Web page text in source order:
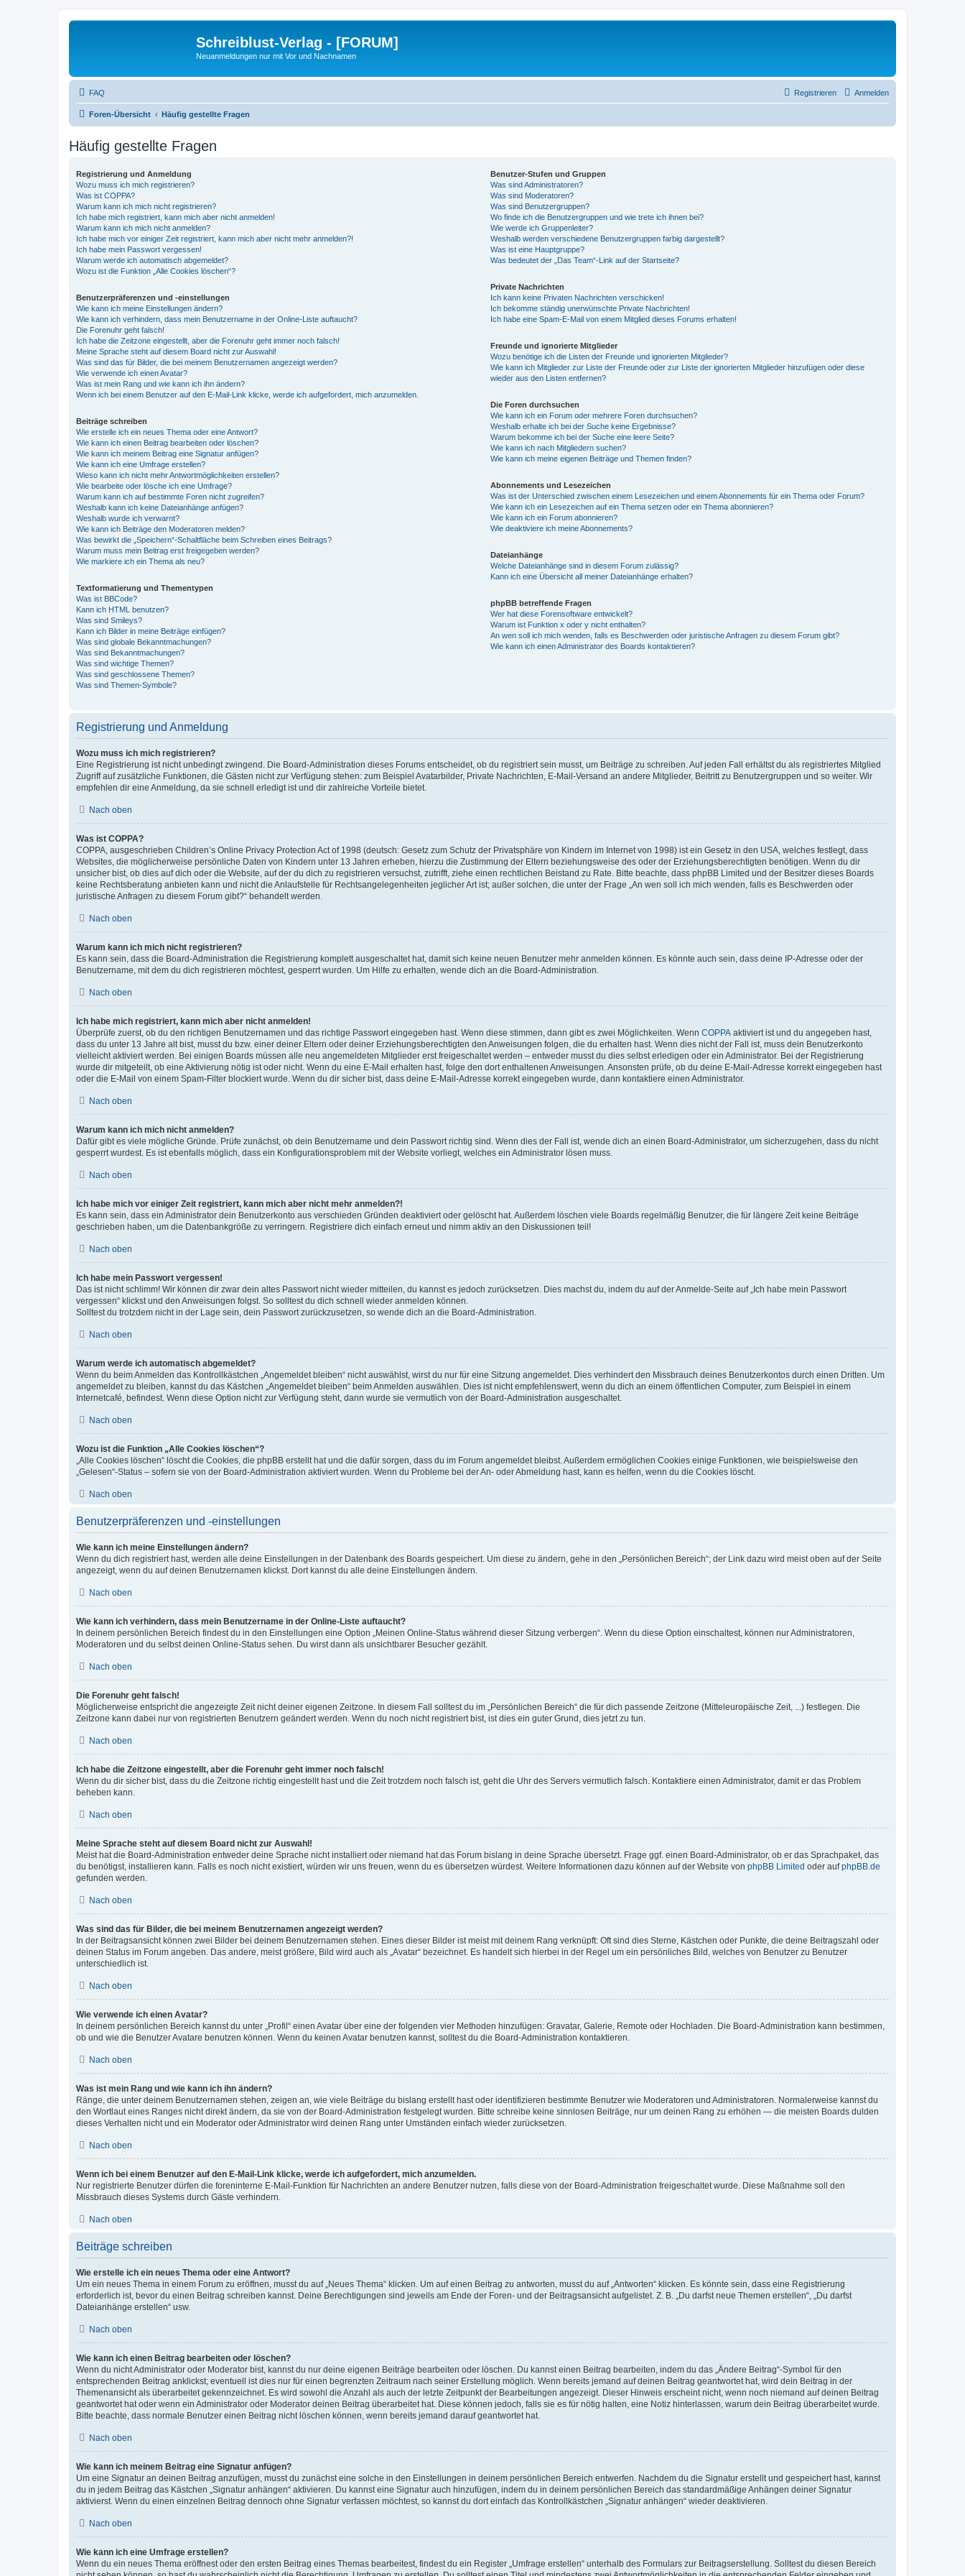
Schreiblust-Verlag - [FORUM]
Neuanmeldungen nur mit Vor und Nachnamen
FAQ Anmelden
Registrieren
Foren-Übersicht Häufig gestellte Fragen
Häufig gestellte Fragen
Registrierung und Anmeldung
Wozu muss ich mich registrieren?
Was ist COPPA?
Warum kann ich mich nicht registrieren?
Ich habe mich registriert, kann mich aber nicht anmelden!
Warum kann ich mich nicht anmelden?
Ich habe mich vor einiger Zeit registriert, kann mich aber nicht mehr anmelden?!
Ich habe mein Passwort vergessen!
Warum werde ich automatisch abgemeldet?
Wozu ist die Funktion „Alle Cookies löschen“?
Benutzerpräferenzen und -einstellungen
Wie kann ich meine Einstellungen ändern?
Wie kann ich verhindern, dass mein Benutzername in der Online-Liste auftaucht?
Die Forenuhr geht falsch!
Ich habe die Zeitzone eingestellt, aber die Forenuhr geht immer noch falsch!
Meine Sprache steht auf diesem Board nicht zur Auswahl!
Was sind das für Bilder, die bei meinem Benutzernamen angezeigt werden?
Wie verwende ich einen Avatar?
Was ist mein Rang und wie kann ich ihn ändern?
Wenn ich bei einem Benutzer auf den E-Mail-Link klicke, werde ich aufgefordert, mich anzumelden.
Beiträge schreiben
Wie erstelle ich ein neues Thema oder eine Antwort?
Wie kann ich einen Beitrag bearbeiten oder löschen?
Wie kann ich meinem Beitrag eine Signatur anfügen?
Wie kann ich eine Umfrage erstellen?
Wieso kann ich nicht mehr Antwortmöglichkeiten erstellen?
Wie bearbeite oder lösche ich eine Umfrage?
Warum kann ich auf bestimmte Foren nicht zugreifen?
Weshalb kann ich keine Dateianhänge anfügen?
Weshalb wurde ich verwarnt?
Wie kann ich Beiträge den Moderatoren melden?
Was bewirkt die „Speichern“-Schaltfläche beim Schreiben eines Beitrags?
Warum muss mein Beitrag erst freigegeben werden?
Wie markiere ich ein Thema als neu?
Textformatierung und Thementypen
Was ist BBCode?
Kann ich HTML benutzen?
Was sind Smileys?
Kann ich Bilder in meine Beiträge einfügen?
Was sind globale Bekanntmachungen?
Was sind Bekanntmachungen?
Was sind wichtige Themen?
Was sind geschlossene Themen?
Was sind Themen-Symbole?
Benutzer-Stufen und Gruppen
Was sind Administratoren?
Was sind Moderatoren?
Was sind Benutzergruppen?
Wo finde ich die Benutzergruppen und wie trete ich ihnen bei?
Wie werde ich Gruppenleiter?
Weshalb werden verschiedene Benutzergruppen farbig dargestellt?
Was ist eine Hauptgruppe?
Was bedeutet der „Das Team“-Link auf der Startseite?
Private Nachrichten
Ich kann keine Privaten Nachrichten verschicken!
Ich bekomme ständig unerwünschte Private Nachrichten!
Ich habe eine Spam-E-Mail von einem Mitglied dieses Forums erhalten!
Freunde und ignorierte Mitglieder
Wozu benötige ich die Listen der Freunde und ignorierten Mitglieder?
Wie kann ich Mitglieder zur Liste der Freunde oder zur Liste der ignorierten Mitglieder hinzufügen oder diese
wieder aus den Listen entfernen?
Die Foren durchsuchen
Wie kann ich ein Forum oder mehrere Foren durchsuchen?
Weshalb erhalte ich bei der Suche keine Ergebnisse?
Warum bekomme ich bei der Suche eine leere Seite?
Wie kann ich nach Mitgliedern suchen?
Wie kann ich meine eigenen Beiträge und Themen finden?
Abonnements und Lesezeichen
Was ist der Unterschied zwischen einem Lesezeichen und einem Abonnements für ein Thema oder Forum?
Wie kann ich ein Lesezeichen auf ein Thema setzen oder ein Thema abonnieren?
Wie kann ich ein Forum abonnieren?
Wie deaktiviere ich meine Abonnements?
Dateianhänge
Welche Dateianhänge sind in diesem Forum zulässig?
Kann ich eine Übersicht all meiner Dateianhänge erhalten?
phpBB betreffende Fragen
Wer hat diese Forensoftware entwickelt?
Warum ist Funktion x oder y nicht enthalten?
An wen soll ich mich wenden, falls es Beschwerden oder juristische Anfragen zu diesem Forum gibt?
Wie kann ich einen Administrator des Boards kontaktieren?
Registrierung und Anmeldung
Wozu muss ich mich registrieren?
Eine Registrierung ist nicht unbedingt zwingend. Die Board-Administration dieses Forums entscheidet, ob du registriert sein musst, um Beiträge zu schreiben. Auf jeden Fall erhältst du als registriertes Mitglied
Zugriff auf zusätzliche Funktionen, die Gästen nicht zur Verfügung stehen: zum Beispiel Avatarbilder, Private Nachrichten, E-Mail-Versand an andere Mitglieder, Beitritt zu Benutzergruppen und so weiter. Wir
empfehlen dir eine Anmeldung, da sie schnell erledigt ist und dir zahlreiche Vorteile bietet.
Nach oben
Was ist COPPA?
COPPA, ausgeschrieben Children’s Online Privacy Protection Act of 1998 (deutsch: Gesetz zum Schutz der Privatsphäre von Kindern im Internet von 1998) ist ein Gesetz in den USA, welches festlegt, dass
Websites, die möglicherweise persönliche Daten von Kindern unter 13 Jahren erheben, hierzu die Zustimmung der Eltern beziehungsweise des oder der Erziehungsberechtigten benötigen. Wenn du dir
unsicher bist, ob dies auf dich oder die Website, auf der du dich zu registrieren versuchst, zutrifft, ziehe einen rechtlichen Beistand zu Rate. Bitte beachte, dass phpBB Limited und der Besitzer dieses Boards
keine Rechtsberatung anbieten kann und nicht die Anlaufstelle für Rechtsangelegenheiten jeglicher Art ist; außer solchen, die unter der Frage „An wen soll ich mich wenden, falls es Beschwerden oder
juristische Anfragen zu diesem Forum gibt?“ behandelt werden.
Nach oben
Warum kann ich mich nicht registrieren?
Es kann sein, dass die Board-Administration die Registrierung komplett ausgeschaltet hat, damit sich keine neuen Benutzer mehr anmelden können. Es könnte auch sein, dass deine IP-Adresse oder der
Benutzername, mit dem du dich registrieren möchtest, gesperrt wurden. Um Hilfe zu erhalten, wende dich an die Board-Administration.
Nach oben
Ich habe mich registriert, kann mich aber nicht anmelden!
Überprüfe zuerst, ob du den richtigen Benutzernamen und das richtige Passwort eingegeben hast. Wenn diese stimmen, dann gibt es zwei Möglichkeiten. Wenn COPPA aktiviert ist und du angegeben hast,
dass du unter 13 Jahre alt bist, musst du bzw. einer deiner Eltern oder deiner Erziehungsberechtigten den Anweisungen folgen, die du erhalten hast. Wenn dies nicht der Fall ist, muss dein Benutzerkonto
vielleicht aktiviert werden. Bei einigen Boards müssen alle neu angemeldeten Mitglieder erst freigeschaltet werden – entweder musst du dies selbst erledigen oder ein Administrator. Bei der Registrierung
wurde dir mitgeteilt, ob eine Aktivierung nötig ist oder nicht. Wenn du eine E-Mail erhalten hast, folge den dort enthaltenen Anweisungen. Ansonsten prüfe, ob du deine E-Mail-Adresse korrekt eingegeben hast
oder die E-Mail von einem Spam-Filter blockiert wurde. Wenn du dir sicher bist, dass deine E-Mail-Adresse korrekt eingegeben wurde, dann kontaktiere einen Administrator.
Nach oben
Warum kann ich mich nicht anmelden?
Dafür gibt es viele mögliche Gründe. Prüfe zunächst, ob dein Benutzername und dein Passwort richtig sind. Wenn dies der Fall ist, wende dich an einen Board-Administrator, um sicherzugehen, dass du nicht
gesperrt wurdest. Es ist ebenfalls möglich, dass ein Konfigurationsproblem mit der Website vorliegt, welches ein Administrator lösen muss.
Nach oben
Ich habe mich vor einiger Zeit registriert, kann mich aber nicht mehr anmelden?!
Es kann sein, dass ein Administrator dein Benutzerkonto aus verschieden Gründen deaktiviert oder gelöscht hat. Außerdem löschen viele Boards regelmäßig Benutzer, die für längere Zeit keine Beiträge
geschrieben haben, um die Datenbankgröße zu verringern. Registriere dich einfach erneut und nimm aktiv an den Diskussionen teil!
Nach oben
Ich habe mein Passwort vergessen!
Das ist nicht schlimm! Wir können dir zwar dein altes Passwort nicht wieder mitteilen, du kannst es jedoch zurücksetzen. Dies machst du, indem du auf der Anmelde-Seite auf „Ich habe mein Passwort
vergessen“ klickst und den Anweisungen folgst. So solltest du dich schnell wieder anmelden können.
Solltest du trotzdem nicht in der Lage sein, dein Passwort zurückzusetzen, so wende dich an die Board-Administration.
Nach oben
Warum werde ich automatisch abgemeldet?
Wenn du beim Anmelden das Kontrollkästchen „Angemeldet bleiben“ nicht auswählst, wirst du nur für eine Sitzung angemeldet. Dies verhindert den Missbrauch deines Benutzerkontos durch einen Dritten. Um
angemeldet zu bleiben, kannst du das Kästchen „Angemeldet bleiben“ beim Anmelden auswählen. Dies ist nicht empfehlenswert, wenn du dich an einem öffentlichen Computer, zum Beispiel in einem
Internetcafé, befindest. Wenn diese Option nicht zur Verfügung steht, dann wurde sie vermutlich von der Board-Administration ausgeschaltet.
Nach oben
Wozu ist die Funktion „Alle Cookies löschen“?
„Alle Cookies löschen“ löscht die Cookies, die phpBB erstellt hat und die dafür sorgen, dass du im Forum angemeldet bleibst. Außerdem ermöglichen Cookies einige Funktionen, wie beispielsweise den
„Gelesen“-Status – sofern sie von der Board-Administration aktiviert wurden. Wenn du Probleme bei der An- oder Abmeldung hast, kann es helfen, wenn du die Cookies löscht.
Nach oben
Benutzerpräferenzen und -einstellungen
Wie kann ich meine Einstellungen ändern?
Wenn du dich registriert hast, werden alle deine Einstellungen in der Datenbank des Boards gespeichert. Um diese zu ändern, gehe in den „Persönlichen Bereich“; der Link dazu wird meist oben auf der Seite
angezeigt, wenn du auf deinen Benutzernamen klickst. Dort kannst du alle deine Einstellungen ändern.
Nach oben
Wie kann ich verhindern, dass mein Benutzername in der Online-Liste auftaucht?
In deinem persönlichen Bereich findest du in den Einstellungen eine Option „Meinen Online-Status während dieser Sitzung verbergen“. Wenn du diese Option einschaltest, können nur Administratoren,
Moderatoren und du selbst deinen Online-Status sehen. Du wirst dann als unsichtbarer Besucher gezählt.
Nach oben
Die Forenuhr geht falsch!
Möglicherweise entspricht die angezeigte Zeit nicht deiner eigenen Zeitzone. In diesem Fall solltest du im „Persönlichen Bereich“ die für dich passende Zeitzone (Mitteleuropäische Zeit, ...) festlegen. Die
Zeitzone kann dabei nur von registrierten Benutzern geändert werden. Wenn du noch nicht registriert bist, ist dies ein guter Grund, dies jetzt zu tun.
Nach oben
Ich habe die Zeitzone eingestellt, aber die Forenuhr geht immer noch falsch!
Wenn du dir sicher bist, dass du die Zeitzone richtig eingestellt hast und die Zeit trotzdem noch falsch ist, geht die Uhr des Servers vermutlich falsch. Kontaktiere einen Administrator, damit er das Problem
beheben kann.
Nach oben
Meine Sprache steht auf diesem Board nicht zur Auswahl!
Meist hat die Board-Administration entweder deine Sprache nicht installiert oder niemand hat das Forum bislang in deine Sprache übersetzt. Frage ggf. einen Board-Administrator, ob er das Sprachpaket, das
du benötigst, installieren kann. Falls es noch nicht existiert, würden wir uns freuen, wenn du es übersetzen würdest. Weitere Informationen dazu können auf der Website von phpBB Limited oder aufphpBB.de
gefunden werden.
Nach oben
Was sind das für Bilder, die bei meinem Benutzernamen angezeigt werden?
In der Beitragsansicht können zwei Bilder bei deinem Benutzernamen stehen. Eines dieser Bilder ist meist mit deinem Rang verknüpft: Oft sind dies Sterne, Kästchen oder Punkte, die deine Beitragszahl oder
deinen Status im Forum angeben. Das andere, meist größere, Bild wird auch als „Avatar“ bezeichnet. Es handelt sich hierbei in der Regel um ein persönliches Bild, welches von Benutzer zu Benutzer
unterschiedlich ist.
Nach oben
Wie verwende ich einen Avatar?
In deinem persönlichen Bereich kannst du unter „Profil“ einen Avatar über eine der folgenden vier Methoden hinzufügen: Gravatar, Galerie, Remote oder Hochladen. Die Board-Administration kann bestimmen,
ob und wie die Benutzer Avatare benutzen können. Wenn du keinen Avatar benutzen kannst, solltest du die Board-Administration kontaktieren.
Nach oben
Was ist mein Rang und wie kann ich ihn ändern?
Ränge, die unter deinem Benutzernamen stehen, zeigen an, wie viele Beiträge du bislang erstellt hast oder identifizieren bestimmte Benutzer wie Moderatoren und Administratoren. Normalerweise kannst du
den Wortlaut eines Ranges nicht direkt ändern, da sie von der Board-Administration festgelegt wurden. Bitte schreibe keine sinnlosen Beiträge, nur um deinen Rang zu erhöhen — die meisten Boards dulden
dieses Verhalten nicht und ein Moderator oder Administrator wird deinen Rang unter Umständen einfach wieder zurücksetzen.
Nach oben
Wenn ich bei einem Benutzer auf den E-Mail-Link klicke, werde ich aufgefordert, mich anzumelden.
Nur registrierte Benutzer dürfen die foreninterne E-Mail-Funktion für Nachrichten an andere Benutzer nutzen, falls diese von der Board-Administration freigeschaltet wurde. Diese Maßnahme soll den
Missbrauch dieses Systems durch Gäste verhindern.
Nach oben
Beiträge schreiben
Wie erstelle ich ein neues Thema oder eine Antwort?
Um ein neues Thema in einem Forum zu eröffnen, musst du auf „Neues Thema“ klicken. Um auf einen Beitrag zu antworten, musst du auf „Antworten“ klicken. Es könnte sein, dass eine Registrierung
erforderlich ist, bevor du einen Beitrag schreiben kannst. Deine Berechtigungen sind jeweils am Ende der Foren- und der Beitragsansicht aufgelistet. Z. B. „Du darfst neue Themen erstellen“, „Du darfst
Dateianhänge erstellen“ usw.
Nach oben
Wie kann ich einen Beitrag bearbeiten oder löschen?
Wenn du nicht Administrator oder Moderator bist, kannst du nur deine eigenen Beiträge bearbeiten oder löschen. Du kannst einen Beitrag bearbeiten, indem du das „Ändere Beitrag“-Symbol für den
entsprechenden Beitrag anklickst; eventuell ist dies nur für einen begrenzten Zeitraum nach seiner Erstellung möglich. Wenn bereits jemand auf deinen Beitrag geantwortet hat, wird dein Beitrag in der
Themenansicht als überarbeitet gekennzeichnet. Es wird sowohl die Anzahl als auch der letzte Zeitpunkt der Bearbeitungen angezeigt. Dieser Hinweis erscheint nicht, wenn noch niemand auf deinen Beitrag
geantwortet hat oder wenn ein Administrator oder Moderator deinen Beitrag überarbeitet hat. Diese können jedoch, falls sie es für nötig halten, eine Notiz hinterlassen, warum dein Beitrag überarbeitet wurde.
Bitte beachte, dass normale Benutzer einen Beitrag nicht löschen können, wenn bereits jemand darauf geantwortet hat.
Nach oben
Wie kann ich meinem Beitrag eine Signatur anfügen?
Um eine Signatur an deinen Beitrag anzufügen, musst du zunächst eine solche in den Einstellungen in deinem persönlichen Bereich entwerfen. Nachdem du die Signatur erstellt und gespeichert hast, kannst
du in jedem Beitrag das Kästchen „Signatur anhängen“ aktivieren. Du kannst eine Signatur auch hinzufügen, indem du in deinem persönlichen Bereich das standardmäßige Anhängen deiner Signatur
aktivierst. Wenn du einen einzelnen Beitrag dennoch ohne Signatur verfassen möchtest, so kannst du dort einfach das Kontrollkästchen „Signatur anhängen“ wieder deaktivieren.
Nach oben
Wie kann ich eine Umfrage erstellen?
Wenn du ein neues Thema eröffnest oder den ersten Beitrag eines Themas bearbeitest, findest du ein Register „Umfrage erstellen“ unterhalb des Formulars zur Beitragserstellung. Solltest du diesen Bereich